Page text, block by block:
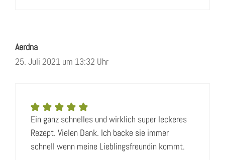
Aerdna
25. Juli 2021 um 13:32 Uhr
Ein ganz schnelles und wirklich super leckeres
Rezept. Vielen Dank. Ich backe sie immer
schnell wenn meine Lieblingsfreundin kommt.